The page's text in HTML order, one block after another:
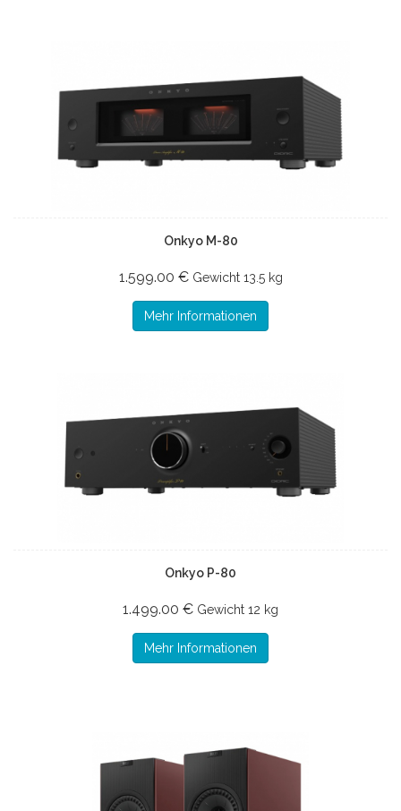
Onkyo M-80
1.599.00 € Gewicht 13.5 kg
Mehr Informationen
Onkyo P-80
1.499.00 € Gewicht 12 kg
Mehr Informationen